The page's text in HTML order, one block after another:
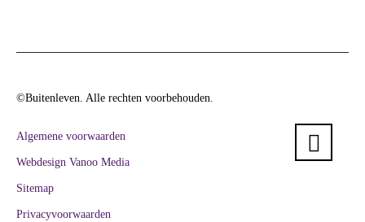
©Buitenleven. Alle rechten voorbehouden.
Algemene voorwaarden
Webdesign Vanoo Media
Sitemap
Privacyvoorwaarden